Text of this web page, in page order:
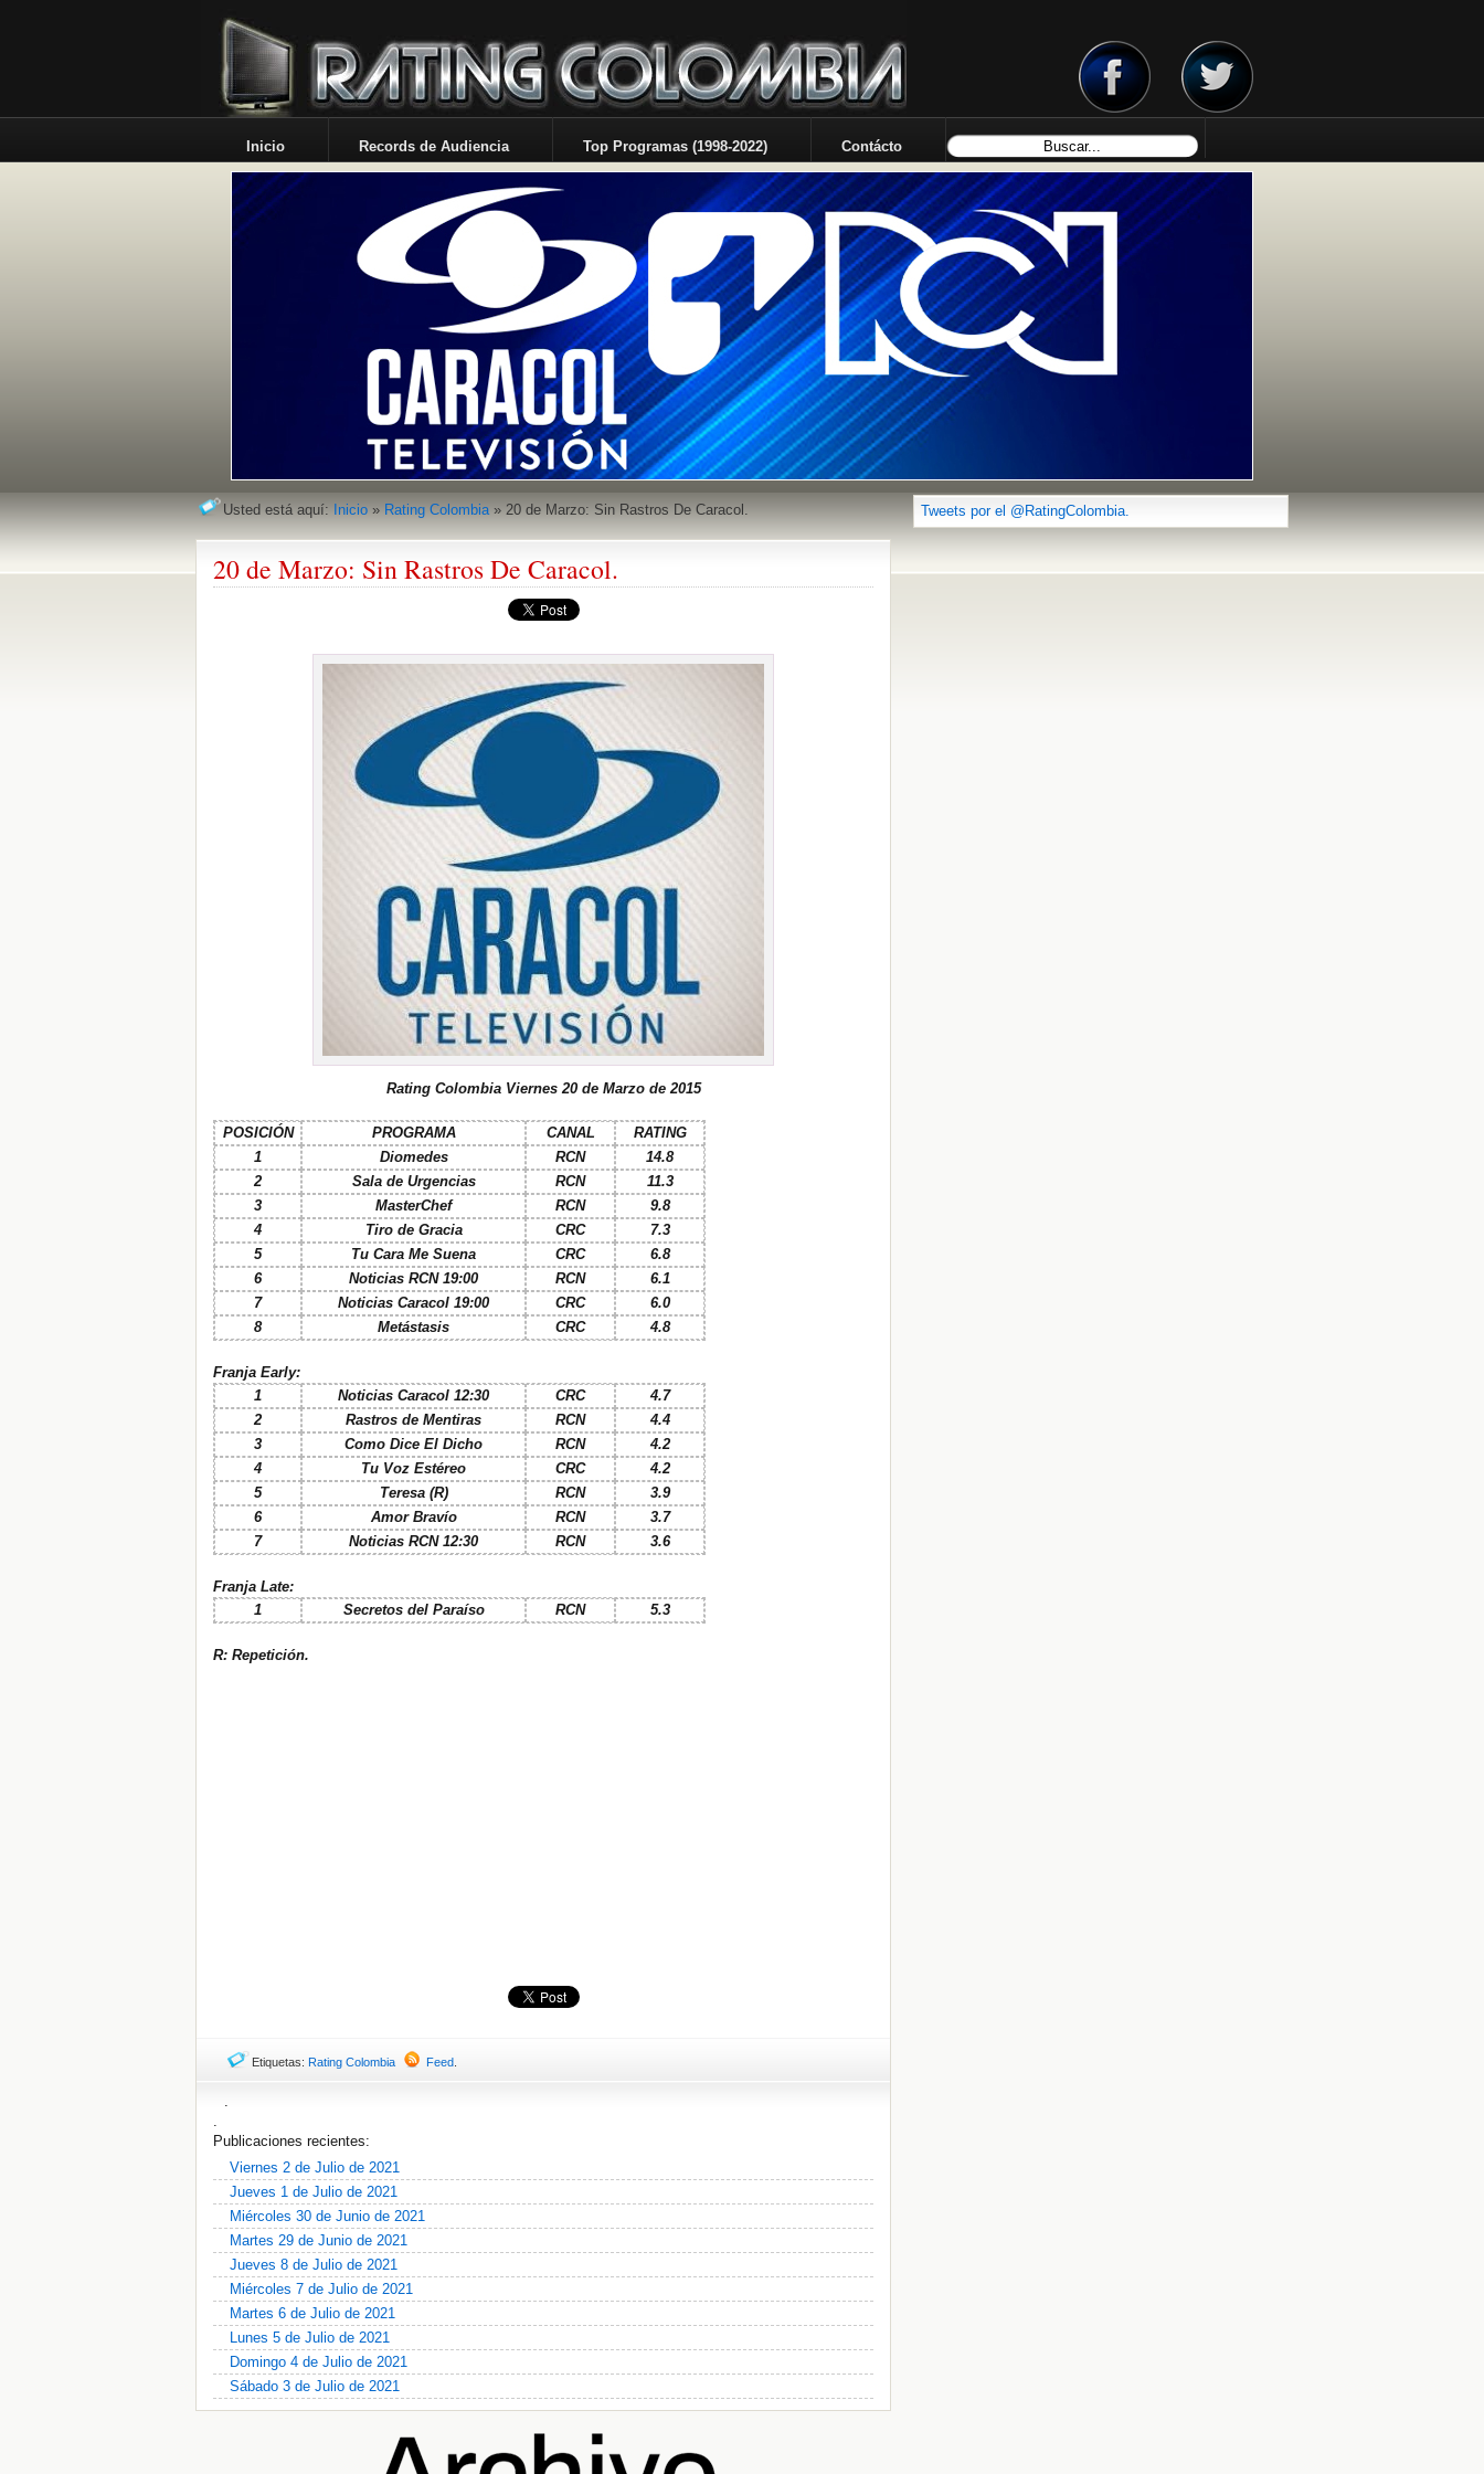
Inicio Records de Audiencia Top Programas (1998-2022) Contácto
Usted está aquí: Inicio » Rating Colombia» 20 de Marzo: Sin Rastros De Caracol.
20 de Marzo: Sin Rastros De Caracol.
Rating Colombia Viernes 20 de Marzo de 2015
POSICIÓN PROGRAMA CANAL
RATING
1
Diomedes RCN
14.8
2
Sala de Urgencias RCN
11.3
3
MasterChef RCN
9.8
4
Tiro de Gracia CRC
7.3
5
Tu Cara Me Suena CRC
6.8
6
Noticias RCN 19:00 RCN
6.1
7
Noticias Caracol 19:00 CRC
6.0
8
Metástasis CRC 4.8
Franja Early:
1
Noticias Caracol 12:30 CRC
4.7
2
Rastros de Mentiras RCN
4.4
3
Como Dice El Dicho RCN
4.2
4
Tu Voz Estéreo CRC
4.2
5
Teresa (R) RCN
3.9
6
Amor Bravío RCN
3.7
7
Noticias RCN 12:30 RCN 3.6
Franja Late:
1
Secretos del Paraíso RCN 5.3
R: Repetición.
Etiquetas: Rating Colombia Feed
.
.
Publicaciones recientes:
Viernes 2 de Julio de 2021
Jueves 1 de Julio de 2021
Miércoles 30 de Junio de 2021
Martes 29 de Junio de 2021
Jueves 8 de Julio de 2021
Miércoles 7 de Julio de 2021
Martes 6 de Julio de 2021
Lunes 5 de Julio de 2021
Domingo 4 de Julio de 2021
Sábado 3 de Julio de 2021
Tweets por el @RatingColombia.